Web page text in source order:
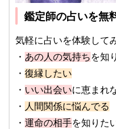
鑑定師の占いを無
気軽に占いを体験して
・ あの人の気持ち を知
・ 復縁したい
・ いい出会いに恵まれ
・ 人間関係に悩んでる
・ 運命の相手を知りた